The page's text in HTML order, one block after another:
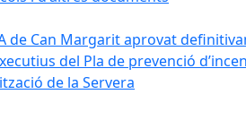
de Can Margarit aprovat
del Pla de prevenció
de la Servera